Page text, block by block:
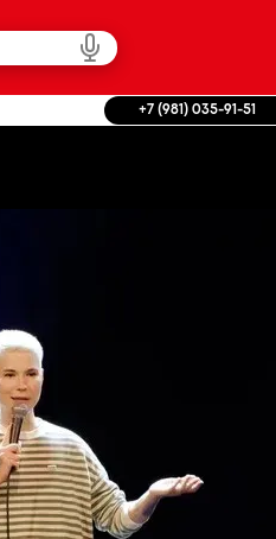
+7 (981) 035-91-51